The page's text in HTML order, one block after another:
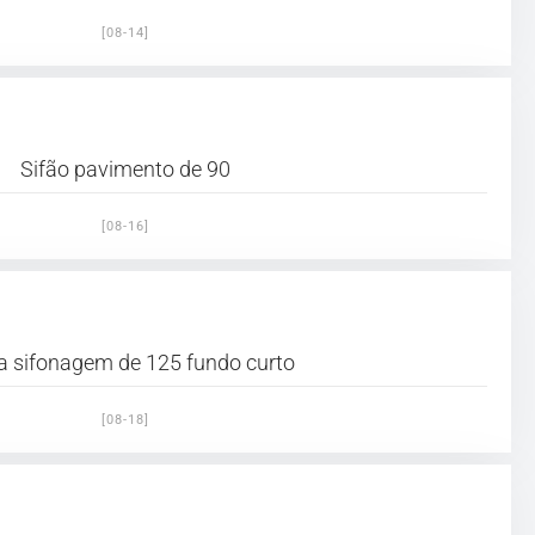
[08-14]
Sifão pavimento de 90
[08-16]
sifonagem de 125 fundo curto
[08-18]